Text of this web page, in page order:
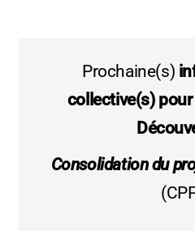
Prochaine(s)
collective(s)
Consolidation du